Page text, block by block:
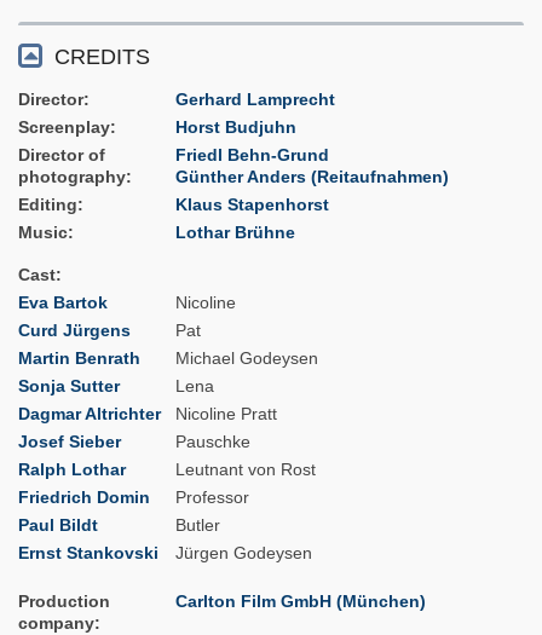
CREDITS
Director
Gerhard Lamprecht
Screenplay
Horst Budjuhn
Director of
photography
Friedl Behn-Grund
Günther Anders (Reitaufnahmen)
Editing
Klaus Stapenhorst
Music
Lothar Brühne
Cast
Eva Bartok
Nicoline
Curd Jürgens
Pat
Martin Benrath
Michael Godeysen
Sonja Sutter
Lena
Dagmar Altrichter
Nicoline Pratt
Josef Sieber
Pauschke
Ralph Lothar
Leutnant von Rost
Friedrich Domin
Professor
Paul Bildt
Butler
Ernst Stankovski
Jürgen Godeysen
Production
company
Carlton Film GmbH (München)